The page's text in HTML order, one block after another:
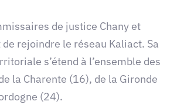
de justice Chany et
rejoindre le réseau Kaliact. Sa
s’étend à l’ensemble des
la Charente (16), de la Gironde
(24).